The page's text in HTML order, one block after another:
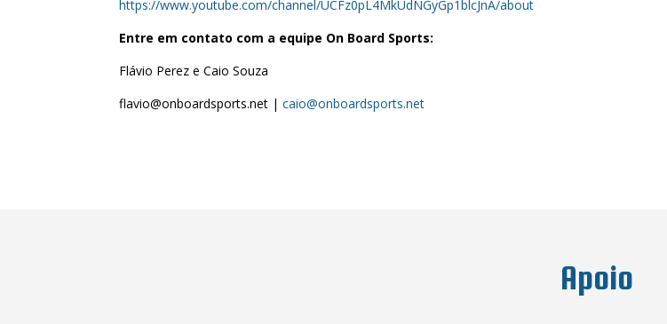
https://www.youtube.com/channel/UCFz0pL4MkUdNGyGp1blcJnA/about
Entre em contato com a equipe On Board Sports:
Flávio Perez e Caio Souza
flavio@onboardsports.net |caio@onboardsports.net
Apoio